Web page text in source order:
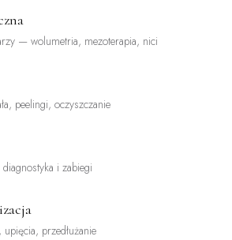
— wolumetria, mezoterapia, nici
peelingi, oczyszczanie
i zabiegi
przedłużanie